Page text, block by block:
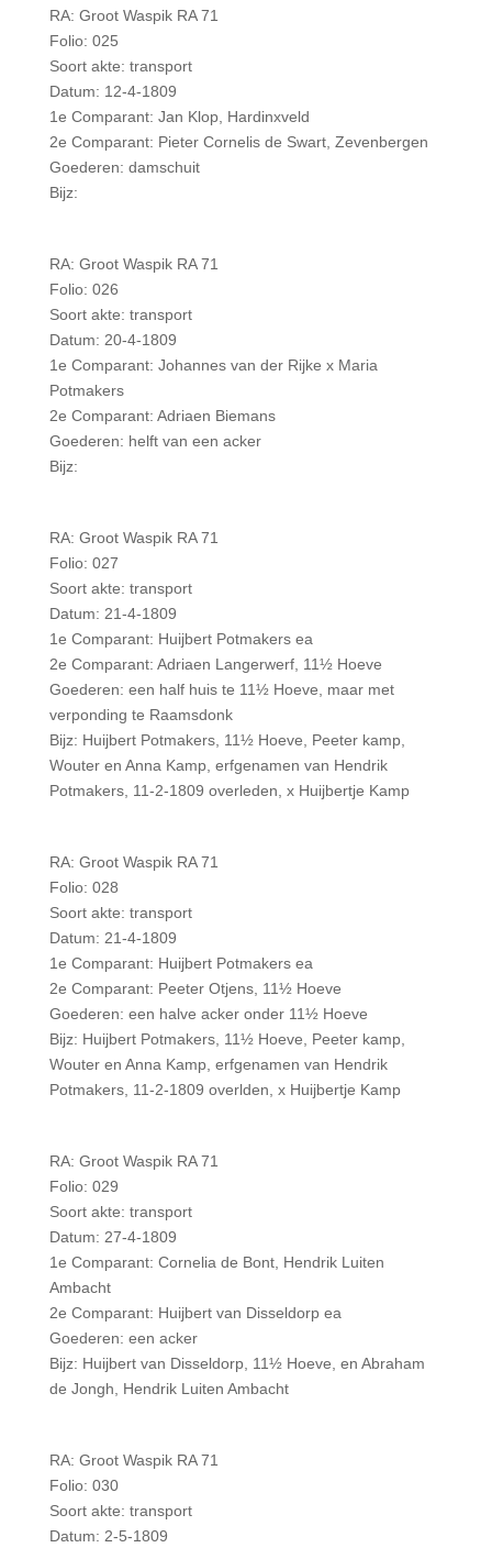
RA: Groot Waspik RA 71
Folio: 025
Soort akte: transport
Datum: 12-4-1809
1e Comparant: Jan Klop, Hardinxveld
2e Comparant: Pieter Cornelis de Swart, Zevenbergen
Goederen: damschuit
Bijz:
RA: Groot Waspik RA 71
Folio: 026
Soort akte: transport
Datum: 20-4-1809
1e Comparant: Johannes van der Rijke x Maria
Potmakers
2e Comparant: Adriaen Biemans
Goederen: helft van een acker
Bijz:
RA: Groot Waspik RA 71
Folio: 027
Soort akte: transport
Datum: 21-4-1809
1e Comparant: Huijbert Potmakers ea
2e Comparant: Adriaen Langerwerf, 11½ Hoeve
Goederen: een half huis te 11½ Hoeve, maar met
verponding te Raamsdonk
Bijz: Huijbert Potmakers, 11½ Hoeve, Peeter kamp,
Wouter en Anna Kamp, erfgenamen van Hendrik
Potmakers, 11-2-1809 overleden, x Huijbertje Kamp
RA: Groot Waspik RA 71
Folio: 028
Soort akte: transport
Datum: 21-4-1809
1e Comparant: Huijbert Potmakers ea
2e Comparant: Peeter Otjens, 11½ Hoeve
Goederen: een halve acker onder 11½ Hoeve
Bijz: Huijbert Potmakers, 11½ Hoeve, Peeter kamp,
Wouter en Anna Kamp, erfgenamen van Hendrik
Potmakers, 11-2-1809 overlden, x Huijbertje Kamp
RA: Groot Waspik RA 71
Folio: 029
Soort akte: transport
Datum: 27-4-1809
1e Comparant: Cornelia de Bont, Hendrik Luiten
Ambacht
2e Comparant: Huijbert van Disseldorp ea
Goederen: een acker
Bijz: Huijbert van Disseldorp, 11½ Hoeve, en Abraham
de Jongh, Hendrik Luiten Ambacht
RA: Groot Waspik RA 71
Folio: 030
Soort akte: transport
Datum: 2-5-1809